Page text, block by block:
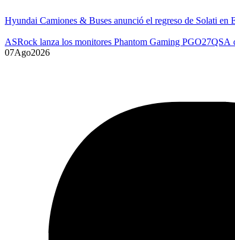
Hyundai Camiones & Buses anunció el regreso de Solati en
ASRock lanza los monitores Phantom Gaming
07Ago2026